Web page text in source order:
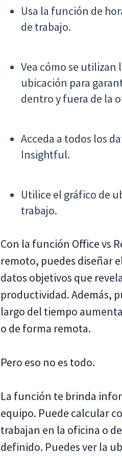
Usa la función de
de trabajo.
Vea cómo se utilizan
ubicación para
dentro y fuera de la
Acceda a todos los
Insightful.
Utilice el gráfico de
trabajo.
Con la función Office vs
remoto, puedes diseñar
datos objetivos que
productividad. Además,
largo del tiempo
o de forma remota.
Pero eso no es todo.
La función te brinda
equipo. Puede calcular
trabajan en la oficina o
definido. Puedes ver la